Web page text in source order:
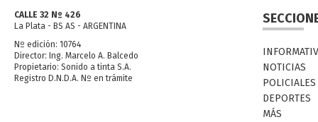
CALLE 32 Nº 426
La Plata - BS AS - ARGENTINA
Nº edición: 10764
Director: Ing. Marcelo A. Balcedo
Propietario: Sonido a tinta S.A.
Registro D.N.D.A. Nº en trámite
NOTICIAS
POLICIALES
DEPORTES
MÁS